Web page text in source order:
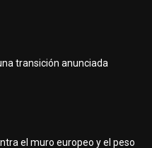
transición anunciada
el muro europeo y el peso